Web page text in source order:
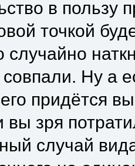
в пользу
точкой
случайно
Ну а
придётся
вы зря
случай